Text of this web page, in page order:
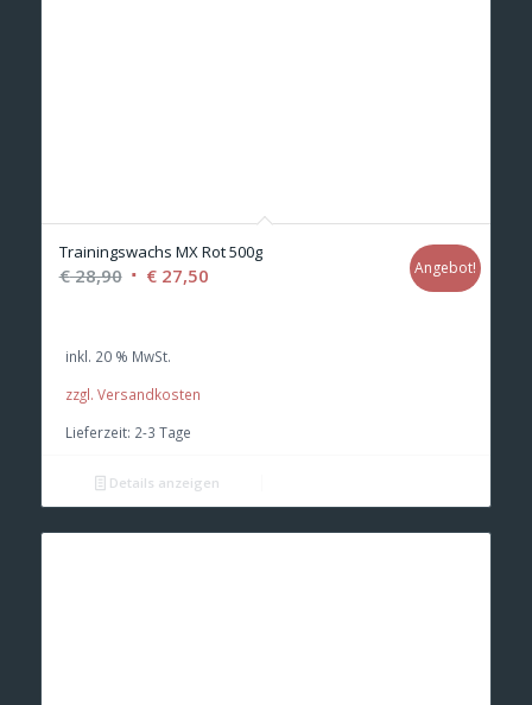
Trainingswachs MX Rot 500g
€28,90 Ursprünglicher
€ 28,90
€27,50Aktueller
Angebot!
inkl. 20 % MwSt.
zzgl. Versandkosten
Lieferzeit: 2-3 Tage
Details anzeigen